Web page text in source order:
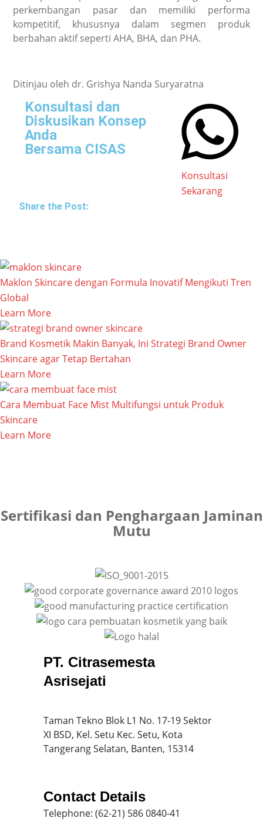
perkembangan pasar dan memiliki performa
kompetitif, khususnya dalam segmen produk
berbahan aktif seperti AHA, BHA, dan PHA.
Ditinjau oleh dr. Grishya Nanda Suryaratna
Konsultasi dan
Diskusikan Konsep
Anda
Bersama CISAS
Konsultasi
Sekarang
Share the Post:
Maklon Skincare dengan Formula Inovatif Mengikuti Tren
Global
Learn More
Brand Kosmetik Makin Banyak, Ini Strategi Brand Owner
Skincare agar Tetap Bertahan
Learn More
Cara Membuat Face Mist Multifungsi untuk Produk
Skincare
Learn More
Sertifikasi dan Penghargaan Jaminan
Mutu
PT. Citrasemesta
Asrisejati
Taman Tekno Blok L1 No. 17-19 Sektor
XI BSD, Kel. Setu Kec. Setu, Kota
Tangerang Selatan, Banten, 15314
Contact Details
Telephone: (62-21) 586 0840-41